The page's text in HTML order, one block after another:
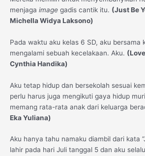
menjaga image gadis cantik itu. (Just Be
Michella Widya Laksono)
Pada waktu aku kelas 6 SD, aku bersama
mengalami sebuah kecelakaan. Aku.
Cynthia Handika)
Aku tetap hidup dan bersekolah sesuai
perlu harus juga mengikuti gaya hidup
memang rata-rata anak dari keluarga
Eka Yuliana)
Aku hanya tahu namaku diambil dari kata
lahir pada hari Juli tanggal 5 dan aku